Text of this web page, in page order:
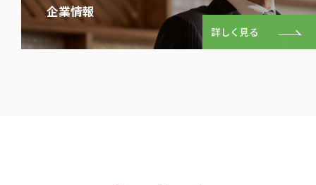
企業情報
詳しく見る